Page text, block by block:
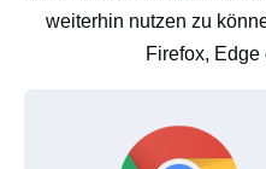
weiterhin nutzen zu
Firefox, Edge